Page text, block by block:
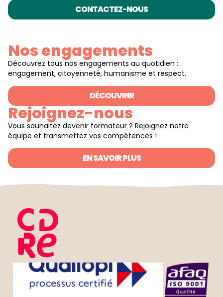
CONTACTEZ-NOUS
Nos engagements
Découvrez tous nos engagements au quotidien :
engagement, citoyenneté, humanisme et respect.
DÉCOUVRIR
Rejoignez-nous
Vous souhaitez devenir formateur ? Rejoignez notre
équipe et transmettez vos compétences !
EN SAVOIR PLUS